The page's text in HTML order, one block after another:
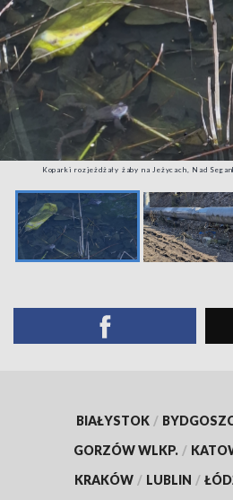
Koparki rozjeżdżały żaby na Jeżycach, Nad
BIAŁYSTOK /
GORZÓW WLKP. /
KRAKÓW / LUBLIN /